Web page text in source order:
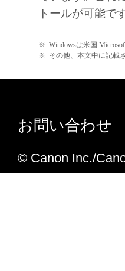
that court or
remain in full
11.
BY CLICKING
TO BE
COMPLETE
AGREEMENT
トールが可能で
※ Windowsは米国
※ その他、本文中に記載
お問い合わせ
© Canon Inc./